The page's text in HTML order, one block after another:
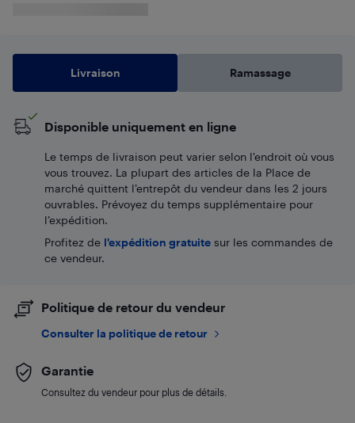
Livraison Ramassage
Disponible uniquement en ligne
Le temps de livraison peut varier selon l'endroit où vous
vous trouvez. La plupart des articles de la Place de
marché quittent l’entrepôt du vendeur dans les 2 jours
ouvrables. Prévoyez du temps supplémentaire pour
l’expédition.
Profitez de l'expédition gratuite sur les commandes de
ce vendeur.
Politique de retour du vendeur
Consulter la politique de retour
Garantie
Consultez du vendeur pour plus de détails.